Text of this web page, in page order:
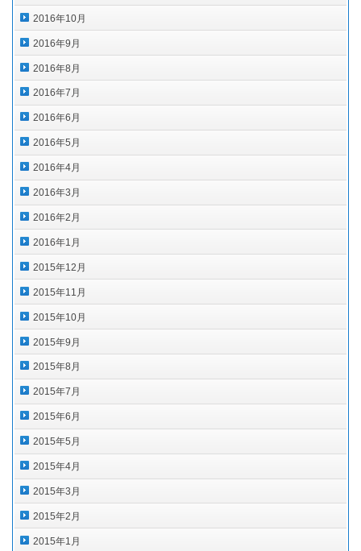
2016年10月
2016年9月
2016年8月
2016年7月
2016年6月
2016年5月
2016年4月
2016年3月
2016年2月
2016年1月
2015年12月
2015年11月
2015年10月
2015年9月
2015年8月
2015年7月
2015年6月
2015年5月
2015年4月
2015年3月
2015年2月
2015年1月